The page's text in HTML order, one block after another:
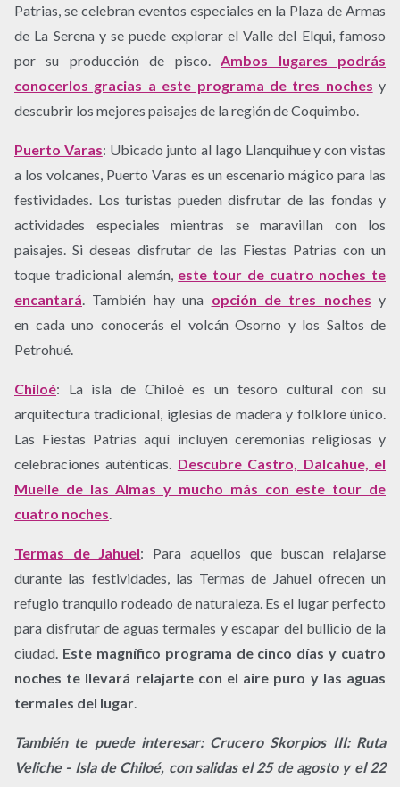
Patrias, se celebran eventos especiales en la Plaza de Armas
de La Serena y se puede explorar el Valle del Elqui, famoso
por su producción de pisco.Ambos lugares podrás
conocerlos gracias a este programa de tres noches y
descubrir los mejores paisajes de la región de Coquimbo.
Puerto Varas: Ubicado junto al lago Llanquihue y con vistas
a los volcanes, Puerto Varas es un escenario mágico para las
festividades. Los turistas pueden disfrutar de las fondas y
actividades especiales mientras se maravillan con los
paisajes. Si deseas disfrutar de las Fiestas Patrias con un
toque tradicional alemán, este tour de cuatro noches te
encantará. También hay una opción de tres noches y
en cada uno conocerás el volcán Osorno y los Saltos de
Petrohué.
Chiloé: La isla de Chiloé es un tesoro cultural con su
arquitectura tradicional, iglesias de madera y folklore único.
Las Fiestas Patrias aquí incluyen ceremonias religiosas y
celebraciones auténticas. Descubre Castro, Dalcahue, el
Muelle de las Almas y mucho más con este tour de
cuatro noches.
Termas de Jahuel: Para aquellos que buscan relajarse
durante las festividades, las Termas de Jahuel ofrecen un
refugio tranquilo rodeado de naturaleza. Es el lugar perfecto
para disfrutar de aguas termales y escapar del bullicio de la
ciudad. Este magnífico programa de cinco días y cuatro
noches te llevará relajarte con el aire puro y las aguas
termales del lugar.
También te puede interesar: Crucero Skorpios III: Ruta
Veliche - Isla de Chiloé, con salidas el 25 de agosto y el 22